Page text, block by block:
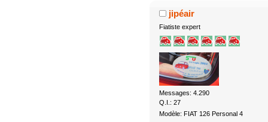
jipéair
Fiatiste expert
Messages: 4.290
Q.I.: 27
Modèle: FIAT 126 Personal 4